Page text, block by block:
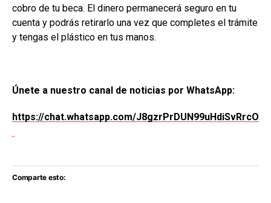
cobro de tu beca. El dinero permanecerá seguro en tu
cuenta y podrás retirarlo una vez que completes el trámite
y tengas el plástico en tus manos.
Únete a nuestro canal de noticias por WhatsApp:
https://chat.whatsapp.com/J8gzrPrDUN99uHdiSvRrcO
Comparte esto: